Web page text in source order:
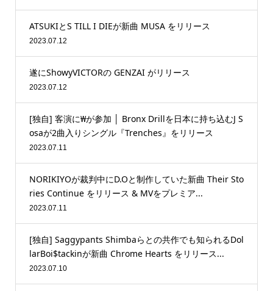
ATSUKIとS TILL I DIEが新曲 MUSA をリリース
2023.07.12
遂にShowyVICTORの GENZAI がリリース
2023.07.12
[独自] 客演に₩が参加 │ Bronx Drillを日本に持ち込むJ S
osaが2曲入りシングル『Trenches』をリリース
2023.07.11
NORIKIYOが裁判中にD.Oと制作していた新曲 Their Sto
ries Continue をリリース & MVをプレミア...
2023.07.11
[独自] Saggypants Shimbaらとの共作でも知られるDol
larBoi$tackinが新曲 Chrome Hearts をリリース...
2023.07.10